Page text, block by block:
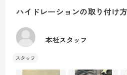
ハイドレーションの取り付け
本社スタッフ